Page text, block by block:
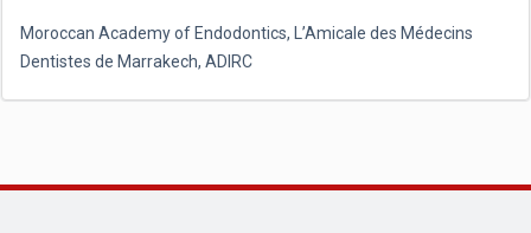
Moroccan Academy of Endodontics, L’Amicale des Médecins
Dentistes de Marrakech, ADIRC